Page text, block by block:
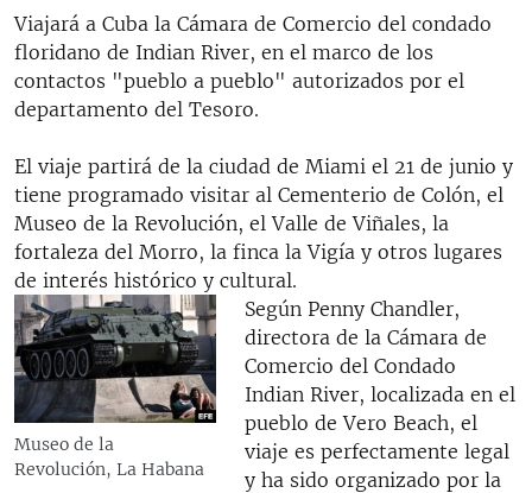
LOS SANTOS DE HIALEAH
DESINFORMACIÓN RUSA EN AMÉRICA LATINA
LA INVASIÓN DE RUSIA A UCRANIA
Viajará a Cuba la Cámara de Comercio del condado
floridano de Indian River, en el marco de los
contactos "pueblo a pueblo" autorizados por el
departamento del Tesoro.
El viaje partirá de la ciudad de Miami el 21 de junio y
tiene programado visitar al Cementerio de Colón, el
Museo de la Revolución, el Valle de Viñales, la
fortaleza del Morro, la finca la Vigía y otros lugares
de interés histórico y cultural.
Museo de la
Revolución, La Habana
Según Penny Chandler,
directora de la Cámara de
Comercio del Condado
Indian River, localizada en el
pueblo de Vero Beach, el
viaje es perfectamente legal
y ha sido organizado por la